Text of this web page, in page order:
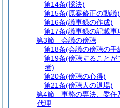
第14条(採決)
第15条(原案修正の動議)
第16条(議事録の作成)
第17条(議事録の記載事
第3節
会議の傍聴
第18条(会議の傍聴の手
第19条(傍聴することが
者)
第20条(傍聴の心得)
第21条(傍聴人の退場)
第4節
事務の専決、委任
代理